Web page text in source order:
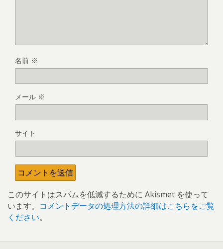
名前 ※
メール ※
サイト
このサイトはスパムを低減するために Akismet を使って
います。 コメントデータの処理方法の詳細はこちらをご覧
ください。